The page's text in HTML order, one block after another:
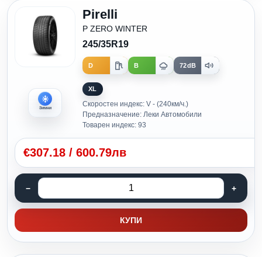
Зимни
Pirelli
P ZERO WINTER
245/35R19
D B 72dB
XL
Скоростен индекс: V - (240км/ч.)
Предназначение: Леки Автомобили
Товарен индекс: 93
€307.18 / 600.79лв
КУПИ